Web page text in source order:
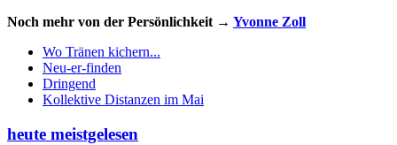
Noch mehr von der Persönlichkeit → Yvonne Zoll
Wo Tränen kichern...
Neu-er-finden
Dringend
Kollektive Distanzen im Mai
heute meistgelesen